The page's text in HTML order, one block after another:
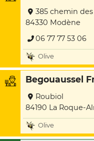
385 chemin
84330 Modène
06 77 77 53 06
Olive
Begouaussel
Roubiol
84190 La Roque-
Olive